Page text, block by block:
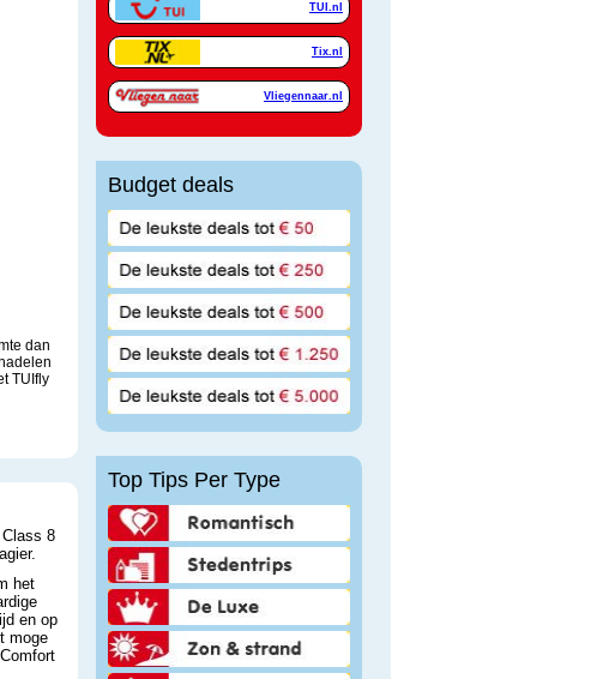
dan
TUIfly
8
het
en op
moge
TUI.nl
Tix.nl
Vliegennaar.nl
Budget deals
Top Tips Per Type